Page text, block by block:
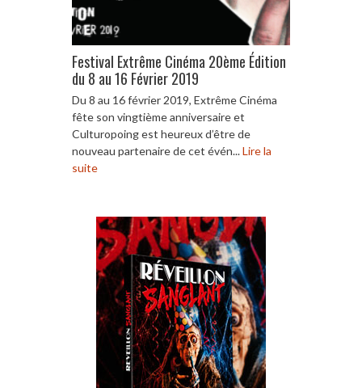
Festival Extrême Cinéma 20ème Édition
du 8 au 16 Février 2019
Du 8 au 16 février 2019, Extrême Cinéma
fête son vingtième anniversaire et
Culturopoing est heureux d’être de
nouveau partenaire de cet évén...Lire la
suite